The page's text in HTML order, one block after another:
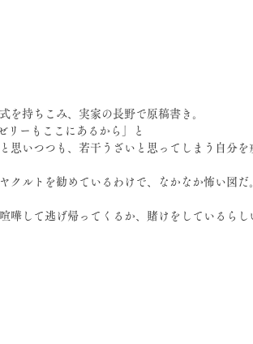
を持ちこみ、実家の長野で原稿書き。
リーもここにあるから」と
思いつつも、若干うざいと思ってしまう自分を
クルトを勧めているわけで、なかなか怖い図だ
嘩して逃げ帰ってくるか、賭けをしているらし